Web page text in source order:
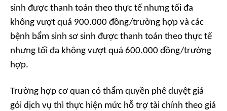
sinh được thanh toán theo thực tế nhưng tối đa
không vượt quá 900.000 đồng/trường hợp và các
bệnh bẩm sinh sơ sinh được thanh toán theo thực tế
nhưng tối đa không vượt quá 600.000 đồng/trường
hợp.
Trường hợp cơ quan có thẩm quyền phê duyệt giá
gói dịch vụ thì thực hiện mức hỗ trợ tài chính theo giá